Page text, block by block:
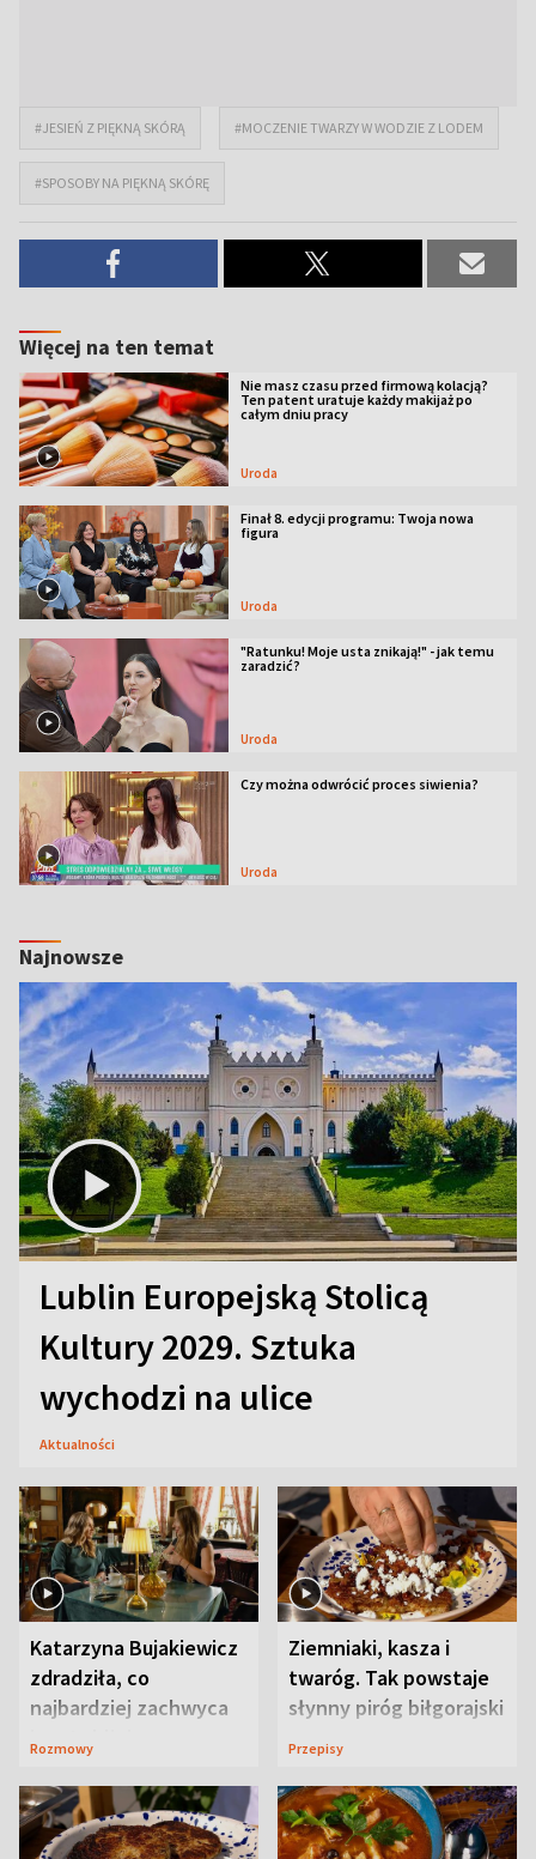
#JESIEŃ Z PIĘKNĄ SKÓRĄ #MOCZENIE TWARZY W WODZIE Z LODEM
#SPOSOBY NA PIĘKNĄ SKÓRĘ
Więcej na ten temat
Nie masz czasu przed firmową kolacją?
Ten patent uratuje każdy makijaż po
całym dniu pracy
Uroda
Finał 8. edycji programu: Twoja nowa
figura
Uroda
"Ratunku! Moje usta znikają!" - jak temu
zaradzić?
Uroda
Czy można odwrócić proces siwienia?
Uroda
Najnowsze
Lublin Europejską Stolicą
Kultury 2029. Sztuka
wychodzi na ulice
Aktualności
Katarzyna Bujakiewicz
zdradziła, co
najbardziej zachwyca
ją w Lublinie
Rozmowy
Ziemniaki, kasza i
twaróg. Tak powstaje
słynny piróg biłgorajski
Przepisy